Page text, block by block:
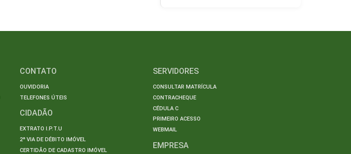
CONTATO
OUVIDORIA
TELEFONES ÚTEIS
CIDADÃO
EXTRATO I.P.T.U
2ª VIA DE DÉBITO IMÓVEL
CERTIDÃO DE CADASTRO IMÓVEL
SERVIDORES
CONSULTAR MATRÍCULA
CONTRACHEQUE
CÉDULA C
PRIMEIRO ACESSO
WEBMAIL
EMPRESA